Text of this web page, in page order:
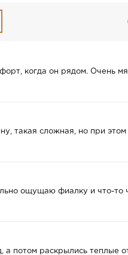
когда он рядом. Очень
такая сложная, но при этом
ощущаю фиалку и что-то
а потом раскрылись теплые